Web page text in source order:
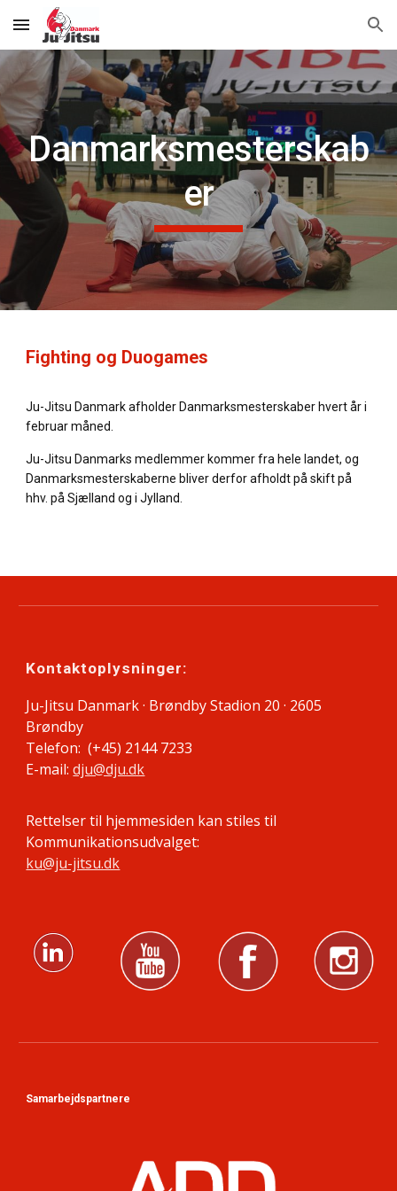
Skip to main content Skip to navigation
Danmarksmesterskab
er
Fighting og Duogames
Ju-Jitsu Danmark afholder Danmarksmesterskaber hvert år i
februar måned.
Ju-Jitsu Danmarks medlemmer kommer fra hele landet, og
Danmarksmesterskaberne bliver derfor afholdt på skift på
hhv. på Sjælland og i Jylland
Kontaktoplysninger:
Ju-Jitsu Danmark · Brøndby Stadion 20 · 2605
Brøndby
Telefon: (+45) 2144 7233
E-mail:dju@dju.dk
Rettelser til hjemmesiden kan stiles til
Kommunikationsudvalget:
ku@ju-jitsu.dk
Samarbejdspartnere